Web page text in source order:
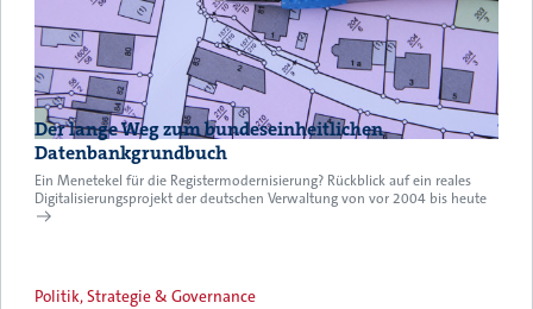
Der lange Weg zum bundeseinheitlichen
Datenbankgrundbuch
Ein Menetekel für die Registermodernisierung? Rückblick auf ein reales
Digitalisierungsprojekt der deutschen Verwaltung von vor 2004 bis heute
Politik, Strategie & Governance